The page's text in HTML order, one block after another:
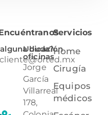
duda?
Ubicación
oficinas
Jorge
García
Villarreal
178,
Servicios
Home
Cirugía
Equipos
médicos